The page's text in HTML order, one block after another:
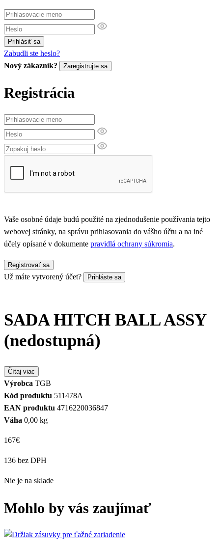
Prihlásiť sa
Zabudli ste heslo?
Nový zákazník?
Zaregistrujte sa
Registrácia
Vaše osobné údaje budú použité na zjednodušenie používania tejto
webovej stránky, na správu prihlasovania do vášho účtu a na iné
účely opísané v dokumente pravidlá ochrany súkromia.
Registrovať sa
Už máte vytvorený účet? Prihláste sa
SADA HITCH BALL ASSY
(nedostupná)
Čítaj viac
Výrobca TGB
Kód produktu 511478A
EAN produktu 4716220036847
Váha 0,00 kg
167€
136 bez DPH
Nie je na sklade
Mohlo by vás zaujímať